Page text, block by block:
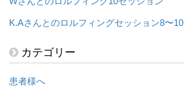
K.Aさんとのロルフィングセッション8〜10
カテゴリー
患者様へ